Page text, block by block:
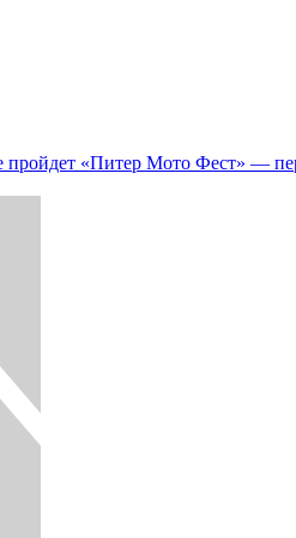
«Питер Мото Фест» —